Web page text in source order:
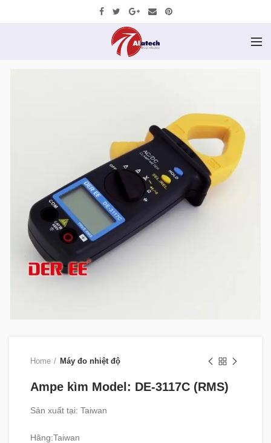
Home Máy đo nhiệt độ
Ampe kìm Model: DE-3117C (RMS)
Sản xuất tại: Taiwan
Hãng:Taiwan